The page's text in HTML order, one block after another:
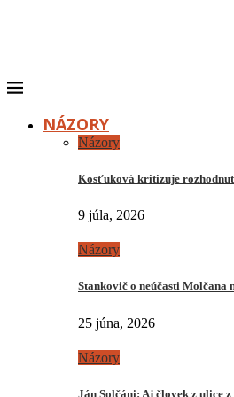
NÁZORY
Názory
Kosťuková kritizuje
9 júla, 2026
Názory
Stankovič o neúčasti
25 júna, 2026
Názory
Ján Solčáni: Aj človek z ulice